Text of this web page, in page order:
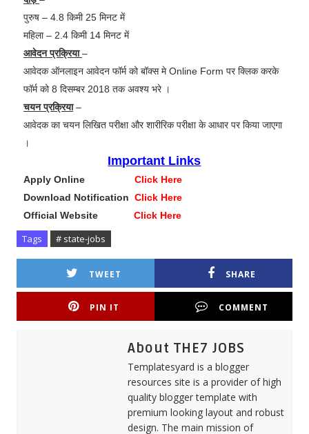
पुरुष – 4.8 किमी 25 मिनट में
महिला – 2.4 किमी 14 मिनट में
आवेदन प्रक्रिया–
आवेदक ऑनलाइन आवेदन फॉर्म को बॉक्स मे Online Form पर क्लिक करके
फॉर्म को 8 दिसम्बर 2018 तक अवश्य भरे ।
चयन प्रक्रिया–
आवेदक का चयन लिखित परीक्षा और शारीरिक परीक्षा के आधार पर किया जाएगा
।
Important Links
Apply Online Click Here
Download Notification Click Here
Official Website Click Here
Tags # state-jobs
TWEET SHARE
PIN IT COMMENT
About THE7 JOBS
Templatesyard is a blogger
resources site is a provider of high
quality blogger template with
premium looking layout and robust
design. The main mission of